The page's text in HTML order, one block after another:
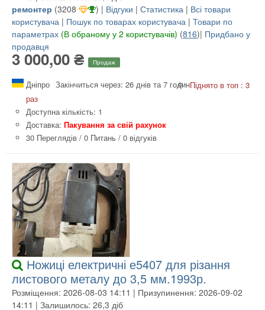
ремонтер (3208 ) | Відгуки | Статистика | Всі товари
користувача | Пошук по товарах користувача | Товари по
параметрах (В обраному у 2 користувачів) (816)| Придбано у
продавця
3 000,00 ₴ Продаж
Дніпро Закінчиться через: 26 днів та 7 годинПіднято в топ : 3
раз
Доступна кількість: 1
Доставка: Пакування за свій рахунок
30 Переглядів / 0 Питань / 0 відгуків
Ножиці електричні е5407 для різання
листового металу до 3,5 мм.1993р.
Розміщення: 2026-08-03 14:11 | Призупинення: 2026-09-02
14:11 | Залишилось: 26,3 діб